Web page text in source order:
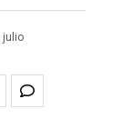
julio